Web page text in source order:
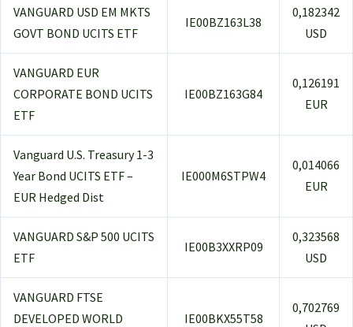
VANGUARD USD EM MKTS
GOVT BOND UCITS ETF
IE00BZ163L38
0,182342
USD
VANGUARD EUR
CORPORATE BOND UCITS
ETF
IE00BZ163G84
0,126191
EUR
Vanguard U.S. Treasury 1-3
Year Bond UCITS ETF –
EUR Hedged Dist
IE000M6STPW4
0,014066
EUR
VANGUARD S&P 500 UCITS
ETF
IE00B3XXRP09
0,323568
USD
VANGUARD FTSE
DEVELOPED WORLD
IE00BKX55T58
0,702769